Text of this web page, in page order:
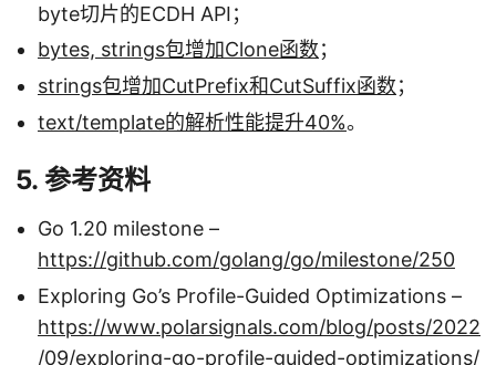
byte切片的ECDH API；
bytes, strings包增加Clone函数；
strings包增加CutPrefix和CutSuffix函数；
text/template的解析性能提升40%。
5. 参考资料
Go 1.20 milestone –
https://github.com/golang/go/milestone/250
Exploring Go’s Profile-Guided Optimizations –
https://www.polarsignals.com/blog/posts/2022
/09/exploring-go-profile-guided-optimizations/